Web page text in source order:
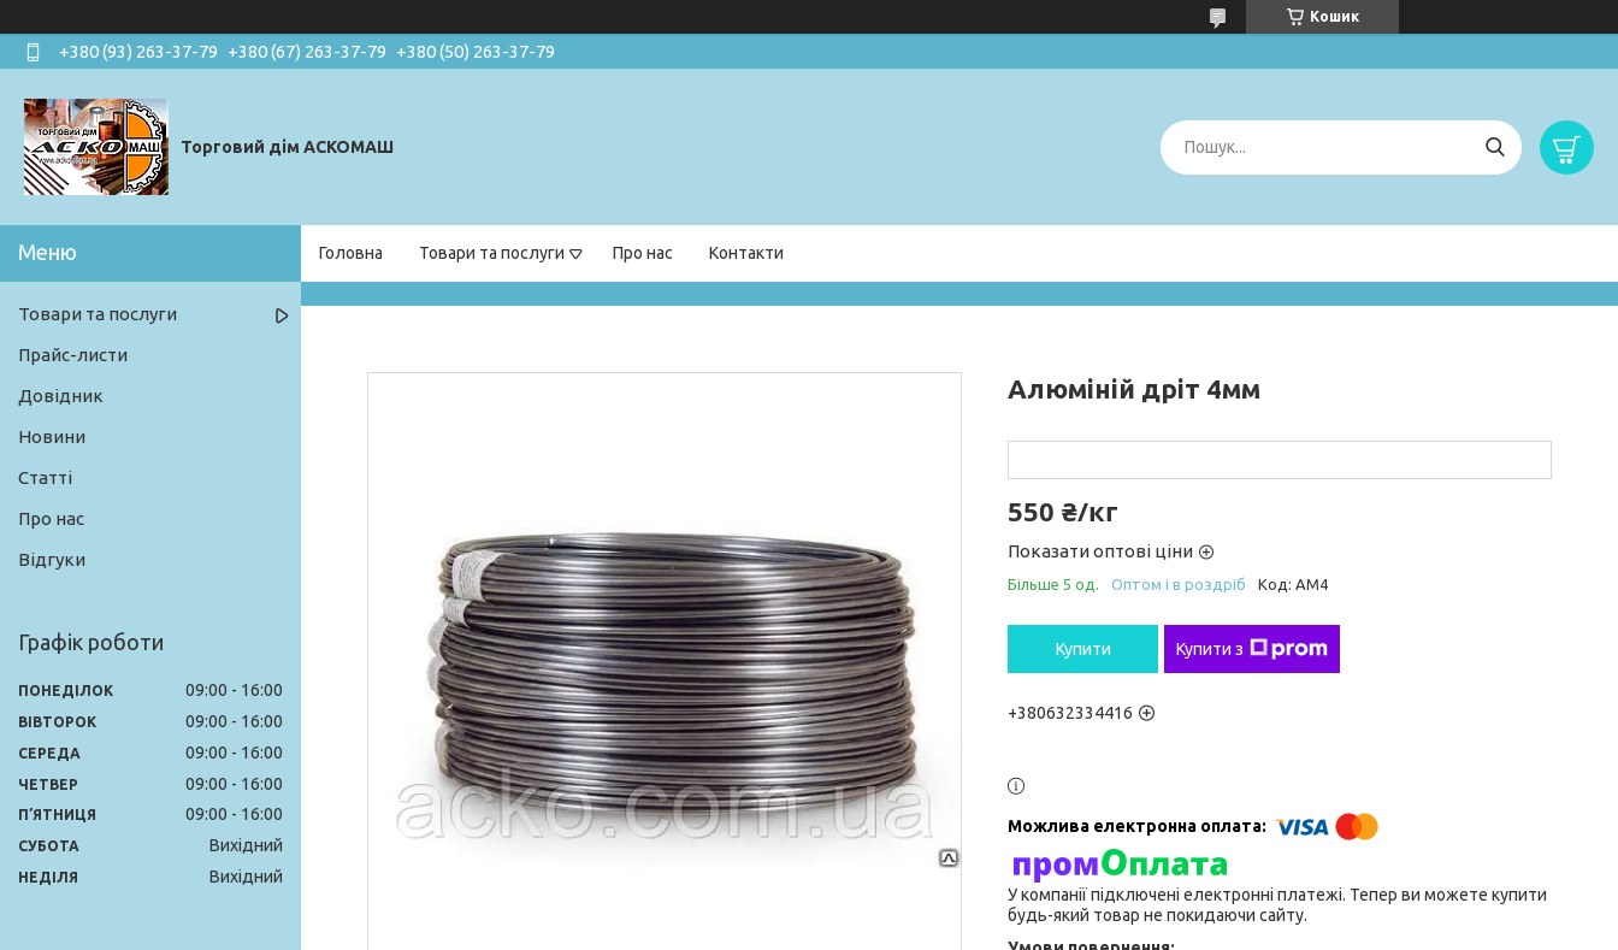
Кошик
+380 (93) 263-37-79 +380 (67) 263-37-79 +380 (50) 263-37-79
Торговий дім АСКОМАШ
Головна Товари та послуги Про нас Контакти
Алюміній дріт 4мм
550 ₴/кг
Показати оптові ціни
Більше 5 од. Оптом і в роздріб Код: АМ4
Купити Купити з
+380632334416
У компанії підключені електронні платежі. Тепер ви можете купити
будь-який товар не покидаючи сайту.
Товари та послуги
Прайс-листи
Довідник
Новини
Статті
Про нас
Відгуки
Графік роботи
ПОНЕДІЛОК 09:00 16:00
ВІВТОРОК 09:00 16:00
СЕРЕДА 09:00 16:00
ЧЕТВЕР 09:00 16:00
ПʼЯТНИЦЯ 09:00 16:00
СУБОТА Вихідний
НЕДІЛЯ Вихідний